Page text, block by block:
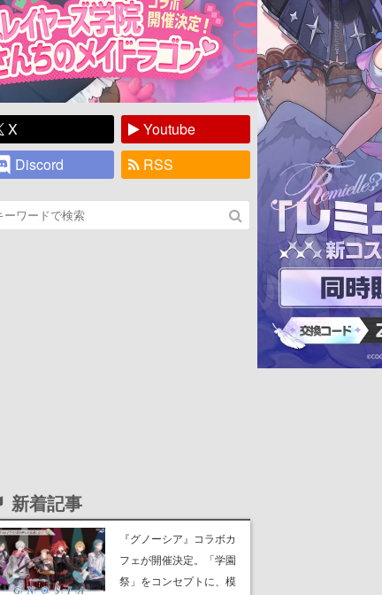
X
Youtube
Discord
RSS
新着記事
『グノーシア』コラボカ
フェが開催決定。「学園
祭」をコンセプトに、模